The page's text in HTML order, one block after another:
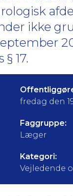
ikke
17.
fredag den
Faggruppe:
Læger
Kategori:
Vejledende